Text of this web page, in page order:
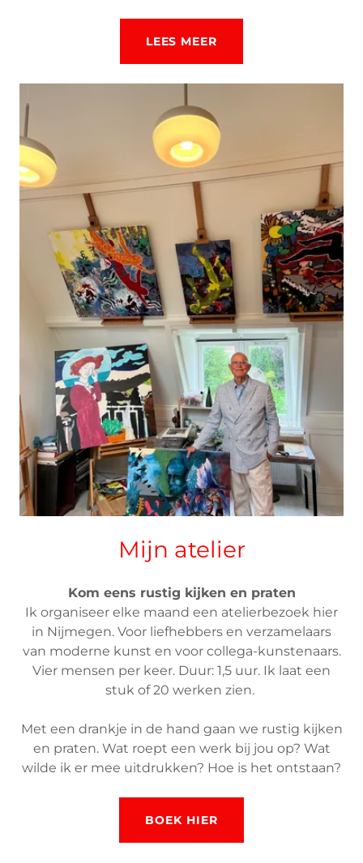
LEES MEER
Mijn atelier
Kom eens rustig kijken en praten
Ik organiseer elke maand een atelierbezoek hier
in Nijmegen. Voor liefhebbers en verzamelaars
van moderne kunst en voor collega-kunstenaars.
Vier mensen per keer. Duur: 1,5 uur. Ik laat een
stuk of 20 werken zien.
Met een drankje in de hand gaan we rustig kijken
en praten. Wat roept een werk bij jou op? Wat
wilde ik er mee uitdrukken? Hoe is het ontstaan?
BOEK HIER